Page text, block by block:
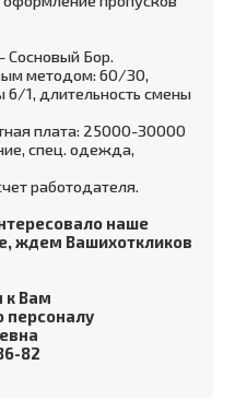
Сосновый Бор.
методом: 60/30,
6/1, длительность смены
плата: 25000-30000
спец. одежда,
работодателя.
наше
ждем Вашихоткликов
к Вам
82